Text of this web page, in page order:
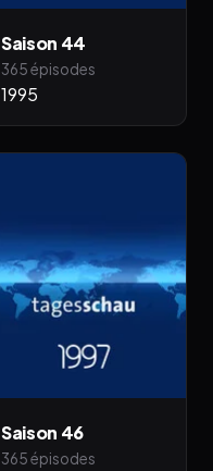
Saison 44
365 épisodes
1995
Saison 46
365 épisodes